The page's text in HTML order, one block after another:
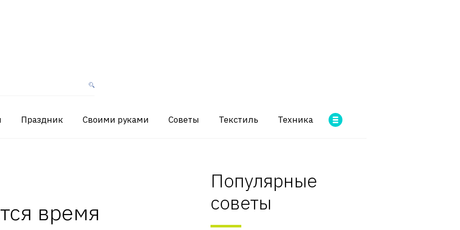
Праздник Своими руками Советы Текстиль Техника
время
Популярные
советы